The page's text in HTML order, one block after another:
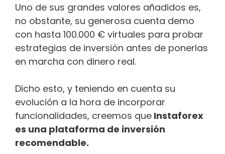
Uno de sus grandes valores añadidos es,
no obstante, su generosa cuenta demo
con hasta 100.000 € virtuales para probar
estrategias de inversión antes de ponerlas
en marcha con dinero real.
Dicho esto, y teniendo en cuenta su
evolución a la hora de incorporar
funcionalidades, creemos que Instaforex
es una plataforma de inversión
recomendable.